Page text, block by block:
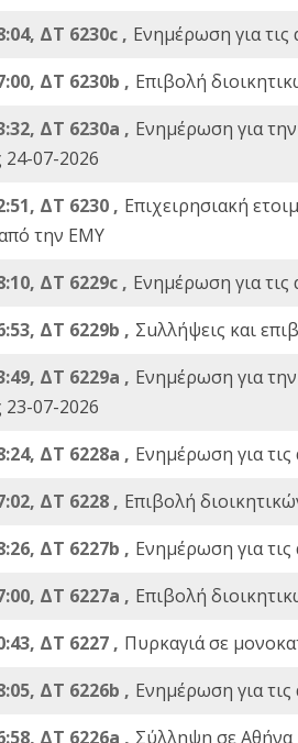
ΔΤ 6230c , Ενημέρωση για
ΔΤ 6230b , Επιβολή
ΔΤ 6230a , Ενημέρωση για
24-07-2026
ΔΤ 6230 , Επιχειρησιακή
την ΕΜΥ
ΔΤ 6229c , Ενημέρωση για
ΔΤ 6229b , Σuλλήψεις και
ΔΤ 6229a , Ενημέρωση για
23-07-2026
ΔΤ 6228a , Ενημέρωση για
ΔΤ 6228 , Επιβολή
ΔΤ 6227b , Ενημέρωση για
ΔΤ 6227a , Επιβολή
ΔΤ 6227 , Πυρκαγιά σε
ΔΤ 6226b , Ενημέρωση για
ΔΤ 6226a , Σύλληψη σε Αθήνα